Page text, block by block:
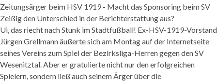
Zeitungsärger beim HSV 1919 - Macht das Sponsoring beim SV
Zeißig den Unterschied in der Berichterstattung aus?
Ui, das riecht nach Stunk im Stadtfußball! Ex-HSV-1919-Vorstand
Jürgen Grellmann äußerte sich am Montag auf der Internetseite
seines Vereins zum Spiel der Bezirksliga-Herren gegen den SV
Wesenitztal. Aber er gratulierte nicht nur den erfolgreichen
Spielern, sondern ließ auch seinem Ärger über die